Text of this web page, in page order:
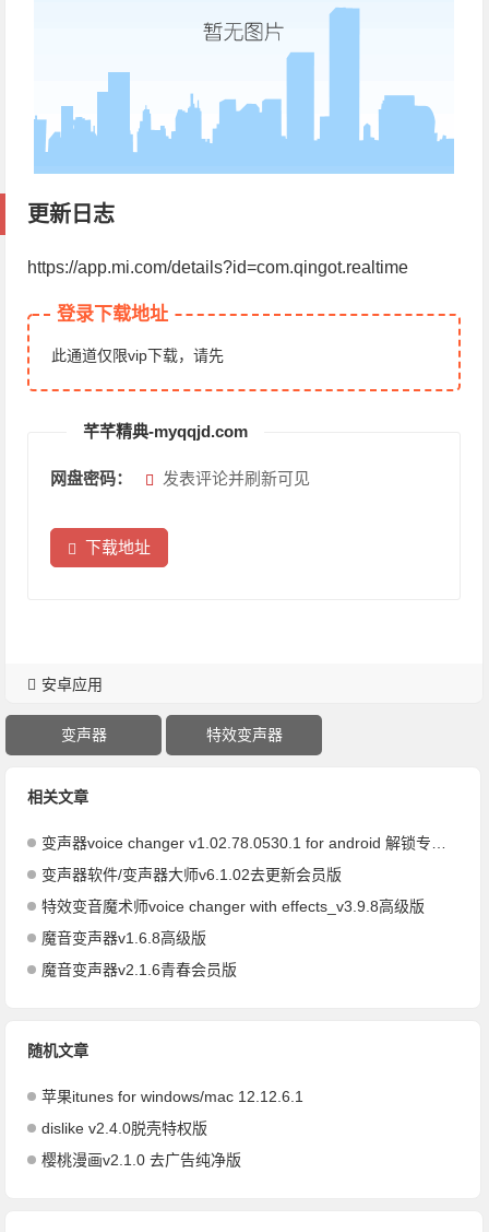
更新日志
https://app.mi.com/details?id=com.qingot.realtime
登录下载地址
此通道仅限vip下载，请先
芊芊精典-myqqjd.com
网盘密码： 发表评论并刷新可见
下载地址
安卓应用
变声器 特效变声器
相关文章
变声器voice changer v1.02.78.0530.1 for android 解锁专业版
变声器软件/变声器大师v6.1.02去更新会员版
特效变音魔术师voice changer with effects_v3.9.8高级版
魔音变声器v1.6.8高级版
魔音变声器v2.1.6青春会员版
随机文章
苹果itunes for windows/mac 12.12.6.1
dislike v2.4.0脱壳特权版
樱桃漫画v2.1.0 去广告纯净版